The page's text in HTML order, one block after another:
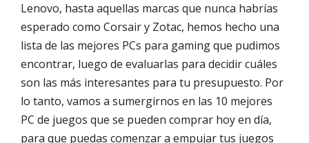
Lenovo, hasta aquellas marcas que nunca habrías
esperado como Corsair y Zotac, hemos hecho una
lista de las mejores PCs para gaming que pudimos
encontrar, luego de evaluarlas para decidir cuáles
son las más interesantes para tu presupuesto. Por
lo tanto, vamos a sumergirnos en las 10 mejores
PC de juegos que se pueden comprar hoy en día,
para que puedas comenzar a empujar tus juegos